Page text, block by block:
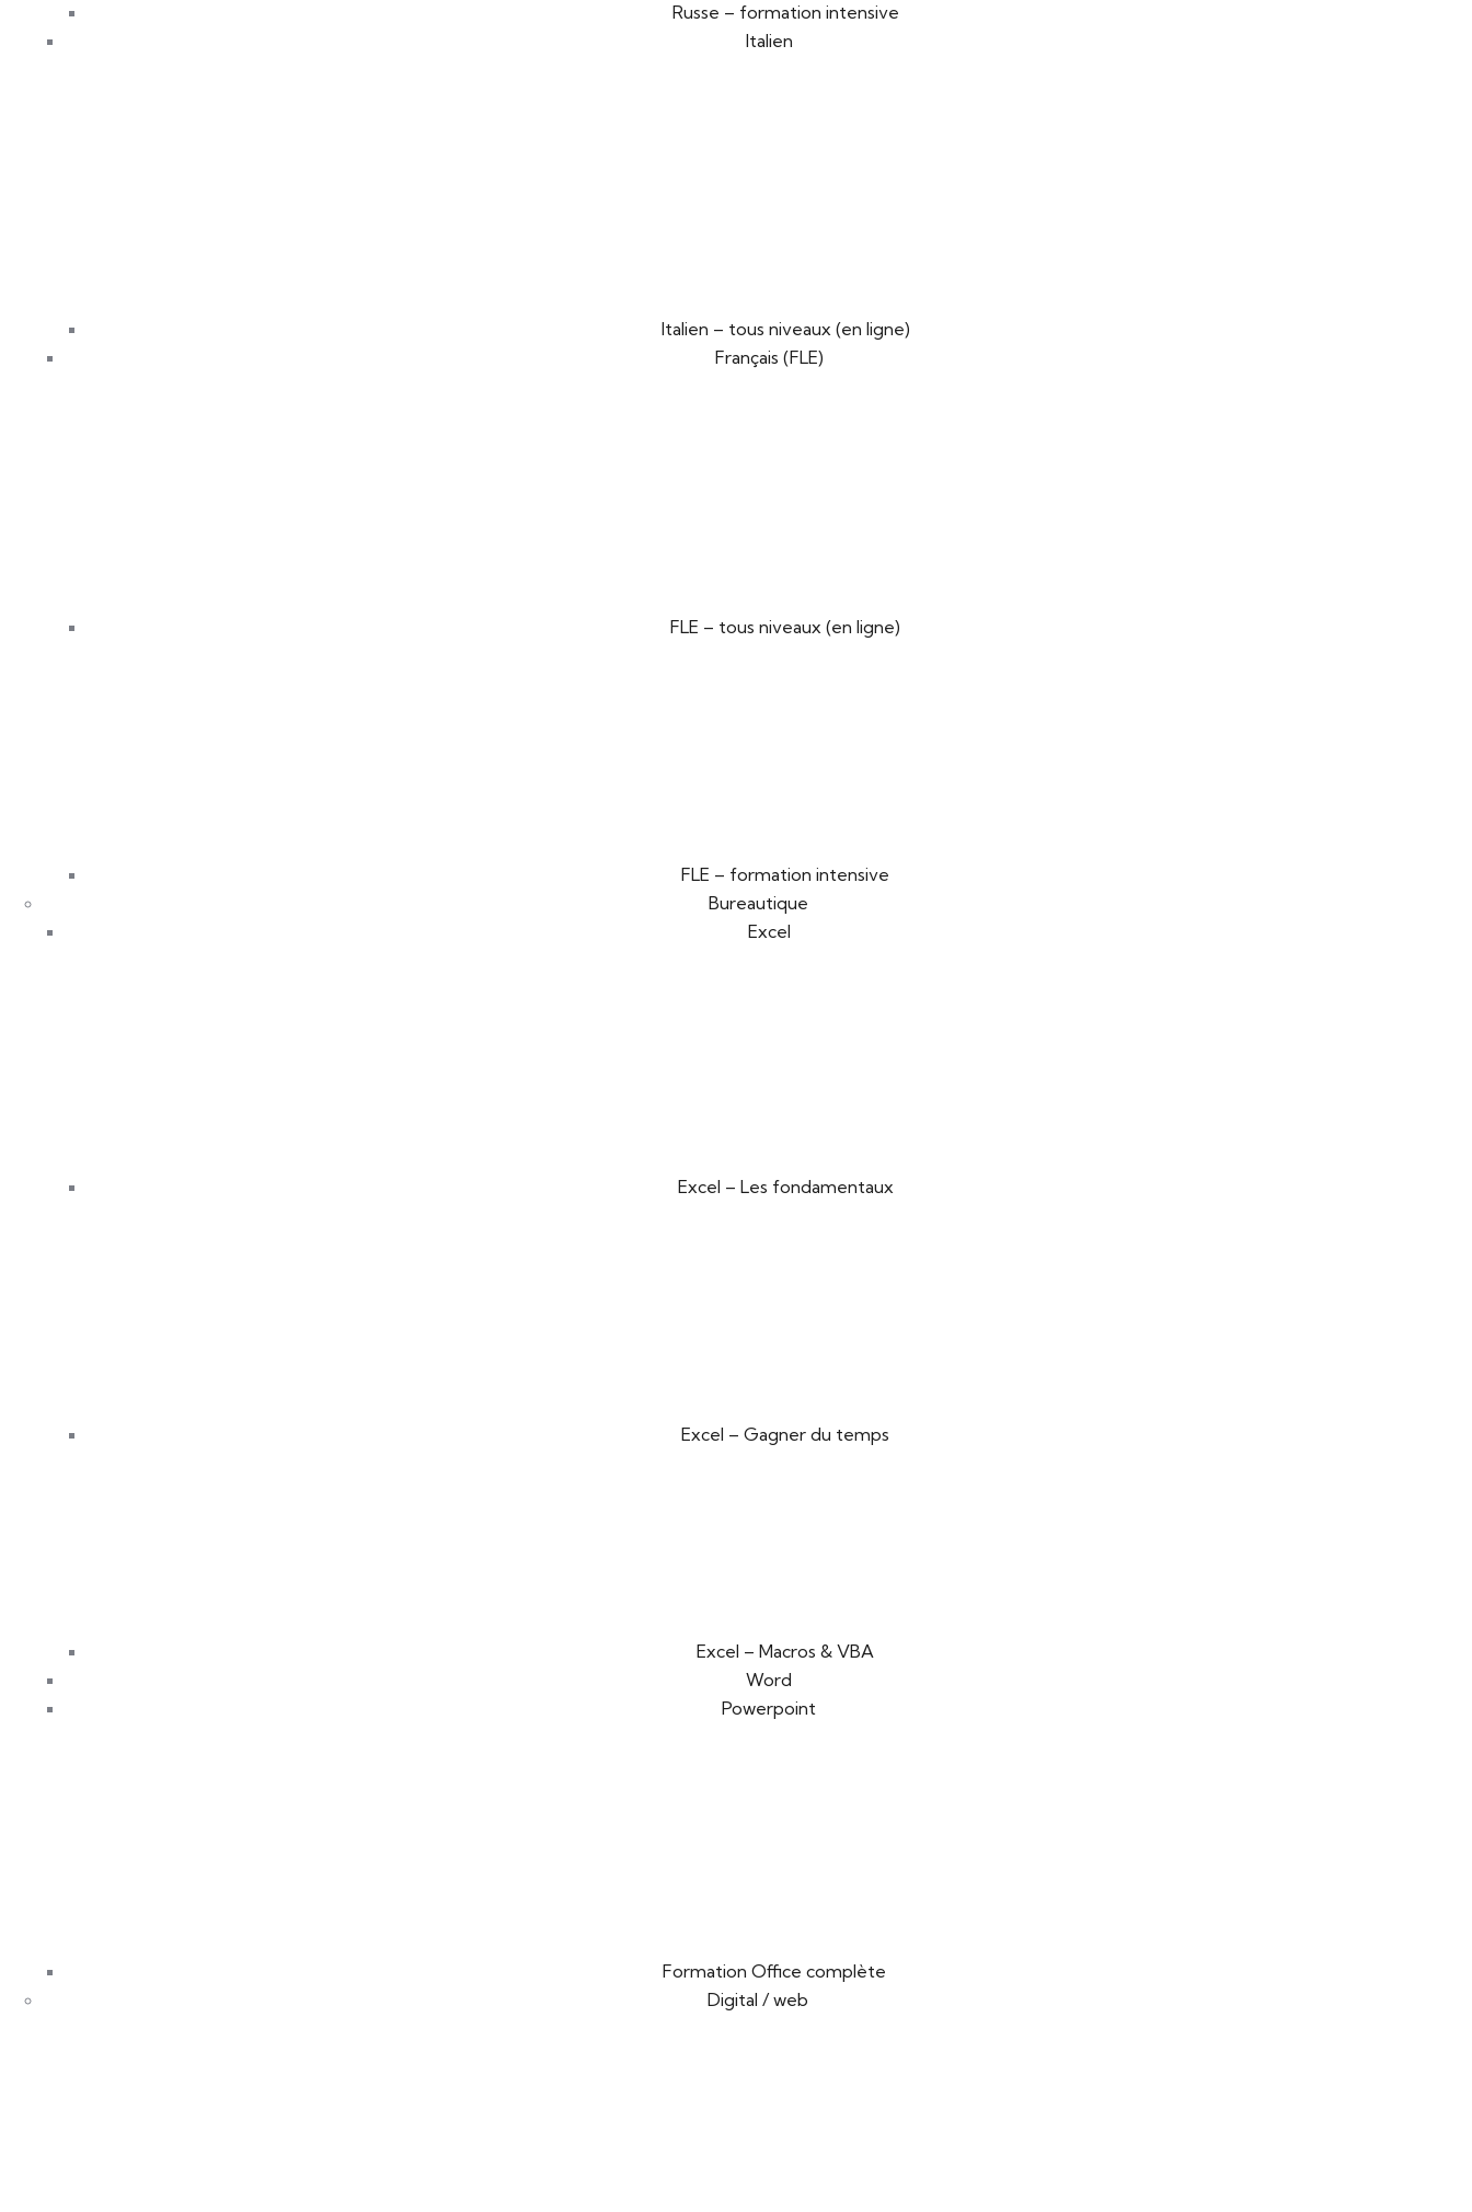
Russe – formation intensive
Italien
Italien – tous niveaux (en ligne)
Français (FLE)
FLE – tous niveaux (en ligne)
FLE – formation intensive
Bureautique
Excel
Excel – Les fondamentaux
Excel – Gagner du temps
Excel – Macros & VBA
Word
Powerpoint
Formation Office complète
Digital / web